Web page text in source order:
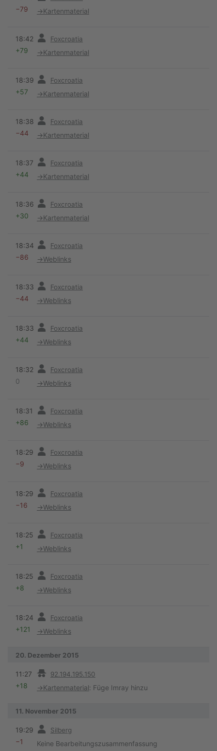
−79 →Kartenmaterial
18:42 Foxcroatia
+79 →Kartenmaterial
18:39 Foxcroatia
+57 →Kartenmaterial
18:38 Foxcroatia
−44 →Kartenmaterial
18:37 Foxcroatia
+44 →Kartenmaterial
18:36 Foxcroatia
+30 →Kartenmaterial
18:34 Foxcroatia
−86 →Weblinks
18:33 Foxcroatia
−44 →Weblinks
18:33 Foxcroatia
+44 →Weblinks
18:32 Foxcroatia
0 →Weblinks
18:31 Foxcroatia
+86 →Weblinks
18:29 Foxcroatia
−9 →Weblinks
18:29 Foxcroatia
−16 →Weblinks
18:25 Foxcroatia
+1 →Weblinks
18:25 Foxcroatia
+8 →Weblinks
18:24 Foxcroatia
+121 →Weblinks
20. Dezember 2015
11:27 92.194.195.150
+18 →Kartenmaterial: Füge Imray hinzu
11. November 2015
19:29 Silberg
−1 Keine Bearbeitungszusammenfassung